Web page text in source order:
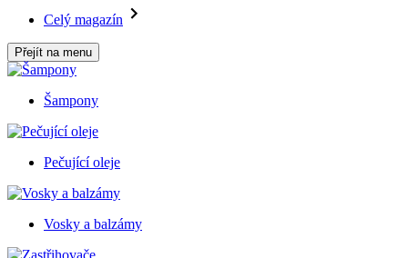
Celý magazín
Přejít na menu
Šampony
Pečující oleje
Vosky a balzámy